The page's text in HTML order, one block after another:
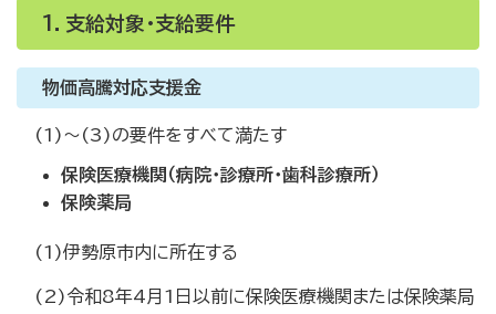
1．支給対象・支給要件
物価高騰対応支援金
(1)～(3)の要件をすべて満たす
保険医療機関（病院・診療所・歯科診療所）
保険薬局
(1)伊勢原市内に所在する
(2)令和8年4月1日以前に保険医療機関または保険薬局